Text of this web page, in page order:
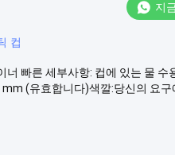
지
컵
빠른 세부사항: 컵에 있는 물
(유효합니다)색깔:당신의 요구